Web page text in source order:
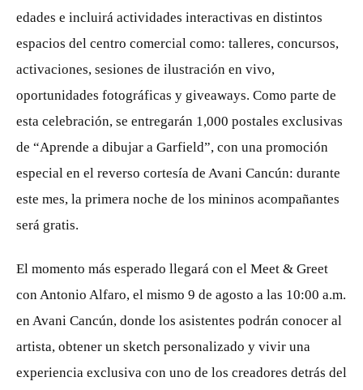
edades e incluirá actividades interactivas en distintos
espacios del centro comercial como: talleres, concursos,
activaciones, sesiones de ilustración en vivo,
oportunidades fotográficas y giveaways. Como parte de
esta celebración, se entregarán 1,000 postales exclusivas
de “Aprende a dibujar a Garfield”, con una promoción
especial en el reverso cortesía de Avani Cancún: durante
este mes, la primera noche de los mininos acompañantes
será gratis.
El momento más esperado llegará con el Meet & Greet
con Antonio Alfaro, el mismo 9 de agosto a las 10:00 a.m.
en Avani Cancún, donde los asistentes podrán conocer al
artista, obtener un sketch personalizado y vivir una
experiencia exclusiva con uno de los creadores detrás del